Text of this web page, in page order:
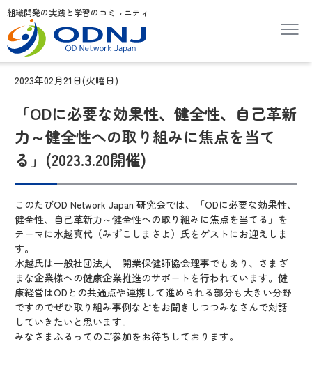
組織開発の実践と学習のコミュニティ
2023年02月21日(火曜日)
「ODに必要な効果性、健全性、自己革新
力～健全性への取り組みに焦点を当て
る」(2023.3.20開催)
このたびOD Network Japan 研究会では、「ODに必要な効果性、
健全性、自己革新力～健全性への取り組みに焦点を当てる」を
テーマに水越真代（みずこしまさよ）氏をゲストにお迎えしま
す。
水越氏は一般社団法人 開業保健師協会理事でもあり、さまざ
まな企業様への健康企業推進のサポートを行われています。健
康経営はODとの共通点や連携して進められる部分も大きい分野
ですのでぜひ取り組み事例などをお聞きしつつみなさんで対話
していきたいと思います。
みなさまふるってのご参加をお待ちしております。